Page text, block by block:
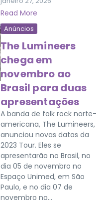
Read More
Anúncios
The Lumineers
chega em
novembro ao
Brasil para duas
apresentações
A banda de folk rock norte-
americana, The Lumineers,
anunciou novas datas da
2023 Tour. Eles se
apresentarão no Brasil, no
dia 05 de novembro no
Espaço Unimed, em São
Paulo, e no dia 07 de
novembro no...